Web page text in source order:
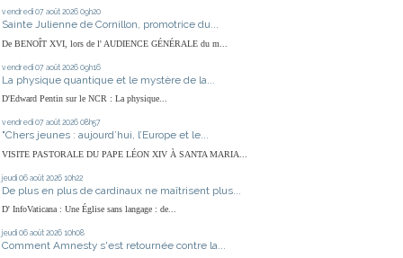
vendredi 07 août 2026 09h20
Sainte Julienne de Cornillon, promotrice du...
De BENOÎT XVI, lors de l' AUDIENCE GÉNÉRALE du m...
vendredi 07 août 2026 09h16
La physique quantique et le mystère de la...
D'Edward Pentin sur le NCR : La physique...
vendredi 07 août 2026 08h57
"Chers jeunes : aujourd’hui, l’Europe et le...
VISITE PASTORALE DU PAPE LÉON XIV À SANTA MARIA...
jeudi 06 août 2026 10h22
De plus en plus de cardinaux ne maîtrisent plus...
D' InfoVaticana : Une Église sans langage : de...
jeudi 06 août 2026 10h08
Comment Amnesty s'est retournée contre la...